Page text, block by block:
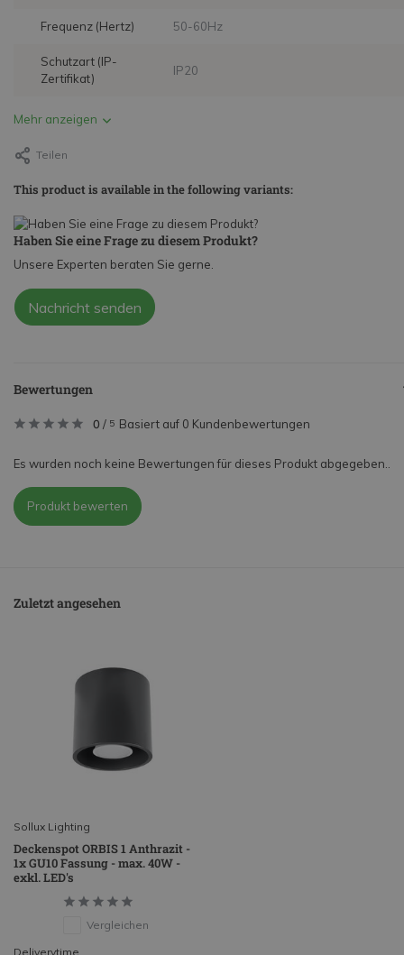
Frequenz (Hertz) 50-60Hz
Schutzart (IP-
Zertifikat)
IP20
Mehr anzeigen
Teilen
This product is available in the following variants:
Haben Sie eine Frage zu diesem Produkt?
Unsere Experten beraten Sie gerne.
Nachricht senden
Bewertungen
0 / 5 Basiert auf 0 Kundenbewertungen
Es wurden noch keine Bewertungen für dieses Produkt abgegeben..
Produkt bewerten
Zuletzt angesehen
Sollux Lighting
Deckenspot ORBIS 1 Anthrazit -
1x GU10 Fassung - max. 40W -
exkl. LED's
Vergleichen
Deliverytime